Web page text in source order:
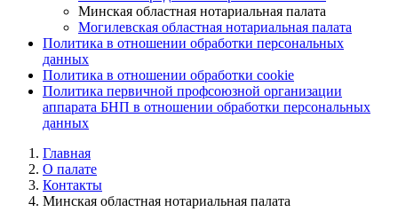
Минская областная нотариальная палата
Могилевская областная нотариальная палата
Политика в отношении обработки персональных
данных
Политика в отношении обработки cookie
Политика первичной профсоюзной организации
аппарата БНП в отношении обработки персональных
данных
Главная
О палате
Контакты
Минская областная нотариальная палата